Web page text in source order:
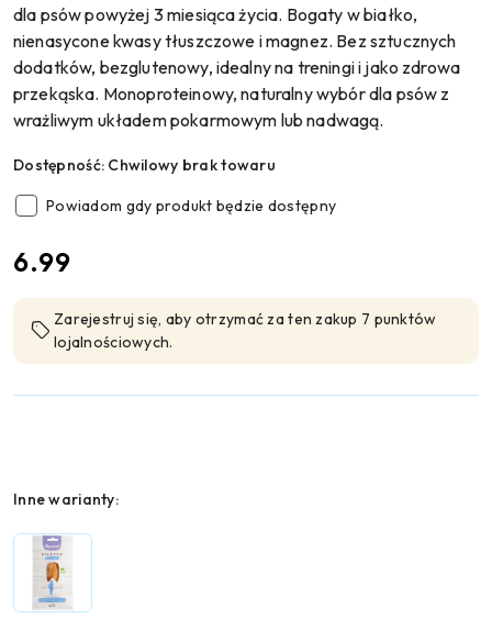
dla psów powyżej 3 miesiąca życia. Bogaty w białko,
nienasycone kwasy tłuszczowe i magnez. Bez sztucznych
dodatków, bezglutenowy, idealny na treningi i jako zdrowa
przekąska. Monoproteinowy, naturalny wybór dla psów z
wrażliwym układem pokarmowym lub nadwagą.
Dostępność: Chwilowy brak towaru
Powiadom gdy produkt będzie dostępny
cena:
6.99
Zarejestruj się, aby otrzymać za ten zakup 7 punktów
lojalnościowych.
Wariant
Inne warianty: